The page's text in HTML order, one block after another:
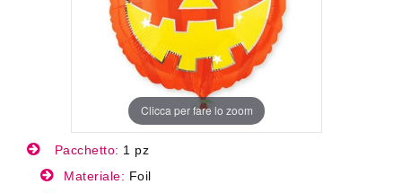
Clicca per fare lo zoom
Pacchetto: 1 pz
Materiale: Foil